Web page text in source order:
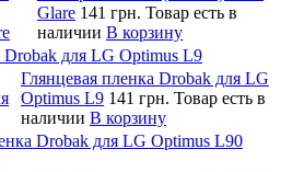
Glare 141 грн. Товар есть в
наличии В корзину
Drobak для LG Optimus L9
Глянцевая пленка Drobak для LG
Optimus L9 141 грн. Товар есть в
наличии В корзину
Drobak для LG Optimus L90